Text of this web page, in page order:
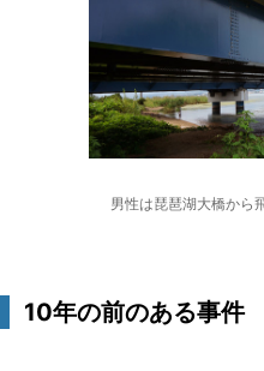
男性は琵琶湖大橋から
10年の前のある事件